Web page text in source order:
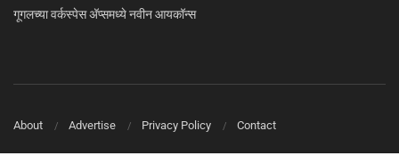
गूगलच्या वर्कस्पेस अ‍ॅप्समध्ये नवीन आयकॉन्स
About Advertise Privacy Policy Contact